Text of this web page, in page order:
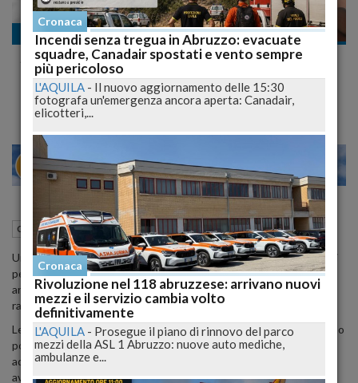
Cronaca nazionale
Sfruttamento minorile a Bari: 10 arresti, tra
cui clienti consapevoli
MILANO 22
Cronaca nazionale Bari (BA) 13 Maggio 2024 15:07
Un'operazione della Squadra Mobile di Bari porta all'arresto di dieci
persone coinvolte in un giro di prostituzione minorile. Tra gli
arrestati, anche due clienti consapevoli della minore età delle
ragazze coinvolte.
Le indagini, partite dalla denuncia della madre di una 16enne, hanno
portato alla luce un racket che ha coinvolto ragazze minorenni
adescate con la promessa di facili guadagni. Alcuni clienti
avrebbero pagato cifre elevate per singole prestazioni sessuali,
Cronaca
Incendi senza tregua in Abruzzo: evacuate
squadre, Canadair spostati e vento sempre
più pericoloso
L'AQUILA - Il nuovo aggiornamento delle 15:30
fotografa un'emergenza ancora aperta: Canadair,
elicotteri,...
Cronaca
Rivoluzione nel 118 abruzzese: arrivano nuovi
mezzi e il servizio cambia volto
definitivamente
L'AQUILA - Prosegue il piano di rinnovo del parco
mezzi della ASL 1 Abruzzo: nuove auto mediche,
ambulanze e...